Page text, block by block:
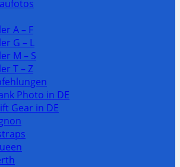
A – F
G – L
M – S
T – Z
Photo in DE
Gear in DE